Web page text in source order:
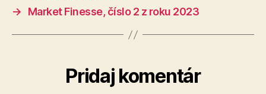
→
Market Finesse, číslo 2 z roku 2023
Pridaj komentár